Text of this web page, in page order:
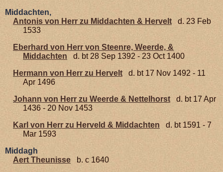
Middachten,
Antonis von Herr zu Middachten & Hervelt
d. 23 Feb
1533
Eberhard von Herr von Steenre, Weerde, &
Middachten
d. bt 28 Sep 1392 - 23 Oct 1400
Hermann von Herr zu Hervelt
d. bt 17 Nov 1492 - 11
Apr 1496
Johann von Herr zu Weerde & Nettelhorst
d. bt 17 Apr
1436 - 20 Nov 1453
Karl von Herr zu Herveld & Middachten
d. bt 1591 - 7
Mar 1593
Middagh
Aert Theunisse
b. c 1640